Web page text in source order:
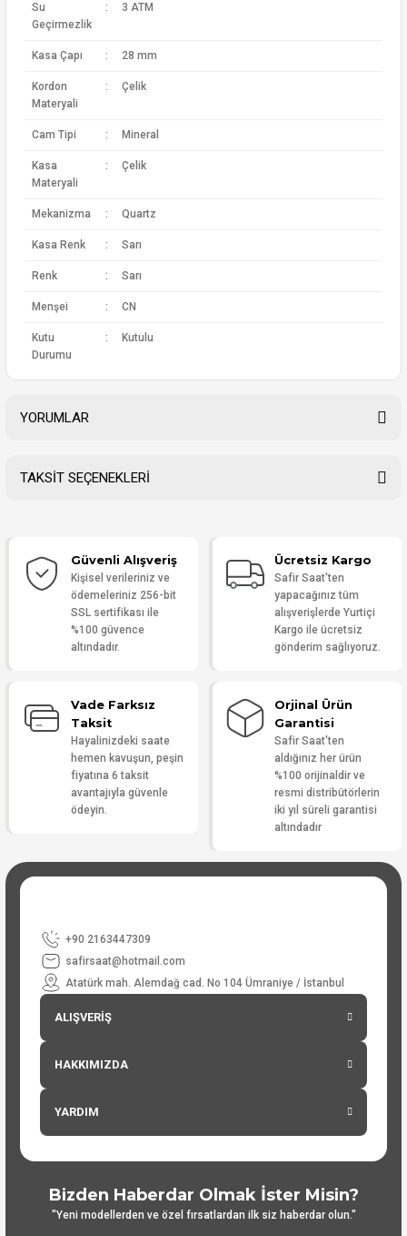
Su
Geçirmezlik
: 3 ATM
Kasa Çapı : 28 mm
Kordon
Materyali
: Çelik
Cam Tipi : Mineral
Kasa
Materyali
: Çelik
Mekanizma : Quartz
Kasa Renk : Sarı
Renk : Sarı
Menşei : CN
Kutu
Durumu
: Kutulu
YORUMLAR
Yorum Yaz
TAKSİT SEÇENEKLERİ
Güvenli Alışveriş
Kişisel verileriniz ve
ödemeleriniz 256-bit
SSL sertifikası ile
%100 güvence
altındadır.
Ücretsiz Kargo
Safir Saat'ten
yapacağınız tüm
alışverişlerde Yurtiçi
Kargo ile ücretsiz
gönderim sağlıyoruz.
Vade Farksız
Taksit
Hayalinizdeki saate
hemen kavuşun, peşin
fiyatına 6 taksit
avantajıyla güvenle
ödeyin.
Orjinal Ürün
Garantisi
Safir Saat'ten
aldığınız her ürün
%100 orijinaldir ve
resmi distribütörlerin
iki yıl süreli garantisi
altındadır
+90 2163447309
safirsaat@hotmail.com
Atatürk mah. Alemdağ cad. No 104 Ümraniye / İstanbul
ALIŞVERİŞ
HAKKIMIZDA
YARDIM
Bizden Haberdar Olmak İster Misin?
"Yeni modellerden ve özel fırsatlardan ilk siz haberdar olun."